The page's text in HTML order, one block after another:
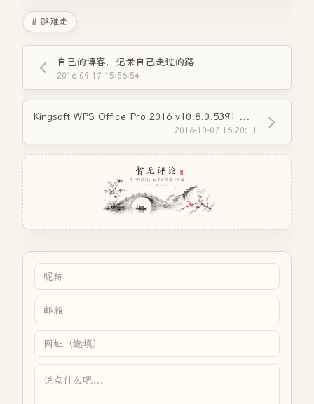
# 路难走
自己的博客，记录自己走过的路
2016-09-17 15:56:54
Kingsoft WPS Office Pro 2016 v10.8.0.5391 专业增强版
2016-10-07 16:20:11